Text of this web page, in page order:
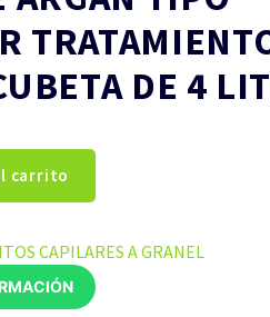
DE 4
carrito
CAPILARES A GRANEL